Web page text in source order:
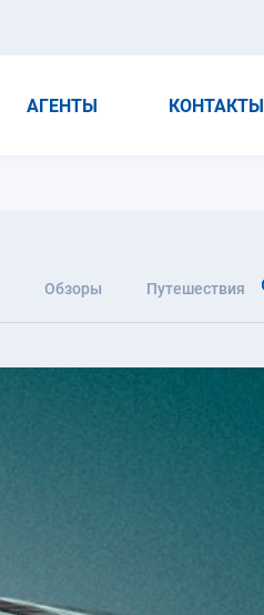
АГЕНТЫ КОНТАКТЫ
Обзоры Путешествия